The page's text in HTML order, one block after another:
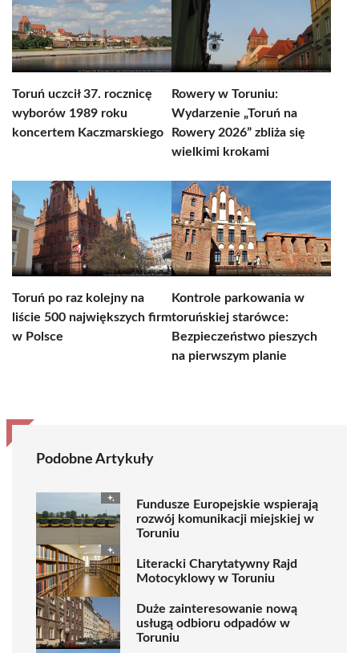
Toruń uczcił 37. rocznicę
wyborów 1989 roku
koncertem Kaczmarskiego
Rowery w Toruniu:
Wydarzenie „Toruń na
Rowery 2026” zbliża się
wielkimi krokami
Toruń po raz kolejny na
liście 500 największych firm
w Polsce
Kontrole parkowania w
toruńskiej starówce:
Bezpieczeństwo pieszych
na pierwszym planie
Podobne Artykuły
Fundusze Europejskie wspierają
rozwój komunikacji miejskiej w
Toruniu
Literacki Charytatywny Rajd
Motocyklowy w Toruniu
Duże zainteresowanie nową
usługą odbioru odpadów w
Toruniu